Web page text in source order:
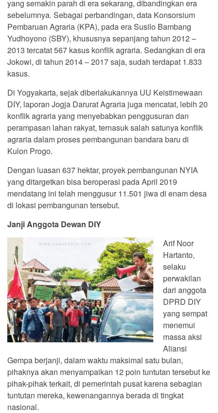
yang semakin parah di era sekarang, dibandingkan era
sebelumnya. Sebagai perbandingan, data Konsorsium
Pembaruan Agraria (KPA), pada era Susilo Bambang
Yudhoyono (SBY), khususnya sepanjang tahun 2012 –
2013 tercatat 567 kasus konflik agraria. Sedangkan di era
Jokowi, di tahun 2014 – 2017 saja, sudah terdapat 1.833
kasus.
Di Yogyakarta, sejak diberlakukannya UU Keistimewaan
DIY, laporan Jogja Darurat Agraria juga mencatat, lebih 20
konflik agraria yang menyebabkan penggusuran dan
perampasan lahan rakyat, ternasuk salah satunya konflik
agraria dalam proses pembangunan bandara baru di
Kulon Progo.
Dengan luasan 637 hektar, proyek pembangunan NYIA
yang ditargetkan bisa beroperasi pada April 2019
mendatang ini telah menggusur 11.501 jiwa di enam desa
di lokasi pembangunan tersebut.
Janji Anggota Dewan DIY
Arif Noor
Hartanto,
selaku
perwakilan
dari anggota
DPRD DIY
yang sempat
menemui
massa aksi
Aliansi
Gempa berjanji, dalam waktu maksimal satu bulan,
pihaknya akan menyampaikan 12 poin tuntutan tersebut ke
pihak-pihak terkait, di pemerintah pusat karena sebagian
tuntutan mereka, kewenangannya berada di tingkat
nasional.